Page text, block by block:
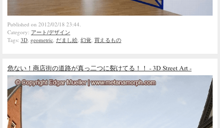
Published on 2012/02/18 23:44.
Category: アート/デザイン
Tags: 3D, geometric, だまし絵, 幻覚, 買えるもの
危ない！商店街の道路が真っ二つに裂けてる！！ - 3D Street Art -